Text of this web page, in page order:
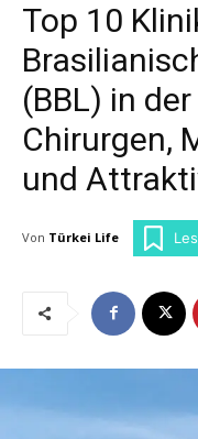
Top 10
(BBL) in
Chirurgen,
und
Von Türkei Life